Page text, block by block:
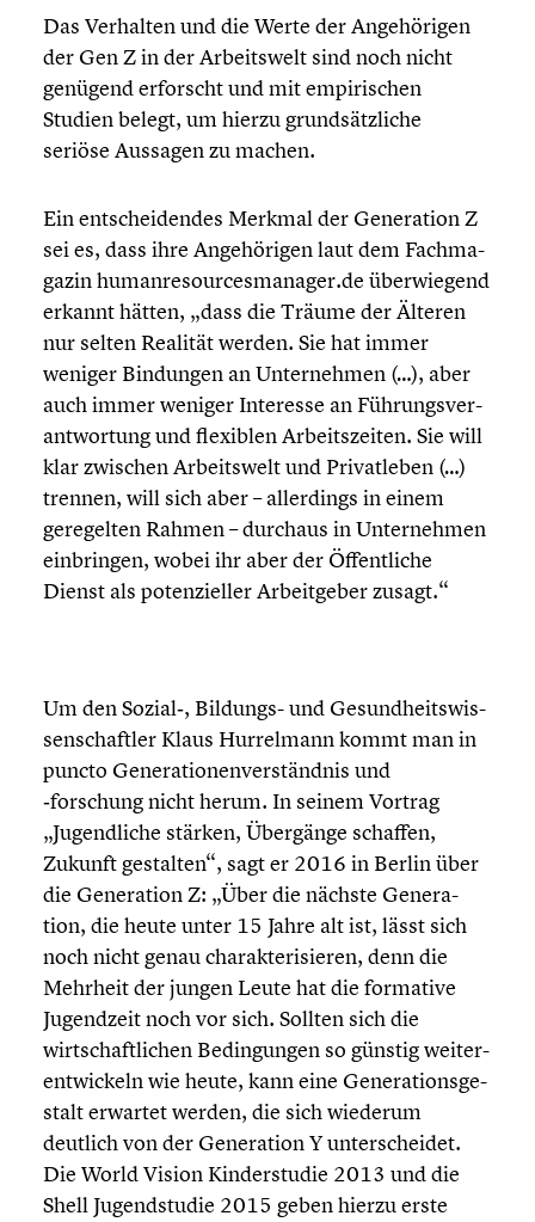
Das Verhalten und die Werte der Angehö­ri­gen
der Gen Z in der Arbeits­welt sind noch nicht
genügend erforscht und mit empiri­schen
Studien belegt, um hierzu grund­sätz­li­che
seriöse Aussagen zu machen.
Ein entschei­den­des Merkmal der Genera­tion Z
sei es, dass ihre Angehö­ri­gen laut dem Fachma­
ga­zin humanresourcesmanager.de überwie­gend
erkannt hätten, „dass die Träume der Älteren
nur selten Realität werden. Sie hat immer
weniger Bindungen an Unter­neh­men (…), aber
auch immer weniger Interesse an Führungs­ver­
ant­wor­tung und flexiblen Arbeits­zei­ten. Sie will
klar zwischen Arbeits­welt und Privat­le­ben (…)
trennen, will sich aber – aller­dings in einem
geregel­ten Rahmen – durchaus in Unter­neh­men
einbrin­gen, wobei ihr aber der Öffent­li­che
Dienst als poten­zi­el­ler Arbeit­ge­ber zusagt.“
Um den Sozial‑, Bildungs- und Gesund­heits­wis­
sen­schaft­ler Klaus Hurrel­mann kommt man in
puncto Genera­tio­nen­ver­ständ­nis und
‑forschung nicht herum. In seinem Vortrag
„Jugend­li­che stärken, Übergänge schaffen,
Zukunft gestalten“, sagt er 2016 in Berlin über
die Genera­tion Z: „Über die nächste Genera­
tion, die heute unter 15 Jahre alt ist, lässt sich
noch nicht genau charak­te­ri­sie­ren, denn die
Mehrheit der jungen Leute hat die formative
Jugend­zeit noch vor sich. Sollten sich die
wirtschaft­li­chen Bedin­gun­gen so günstig weiter­
ent­wi­ckeln wie heute, kann eine Genera­ti­ons­ge­
stalt erwartet werden, die sich wiederum
deutlich von der Genera­tion Y unter­schei­det.
Die World Vision Kinder­stu­die 2013 und die
Shell Jugend­stu­die 2015 geben hierzu erste